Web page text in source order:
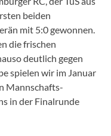
beiden
mit 5:0 gewonnen.
die frischen
deutlich gegen
spielen wir im Januar
Mannschafts-
in der Finalrunde